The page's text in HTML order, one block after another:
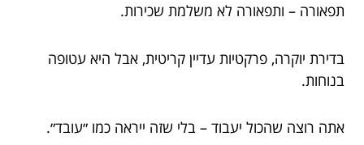
תפאורה – ותפאורה לא משלמת שכירות.
בדירת יוקרה, פרקטיות עדיין קריטית, אבל היא עטופה
בנוחות.
אתה רוצה שהכול יעבוד – בלי שזה ייראה כמו ״עובד״.